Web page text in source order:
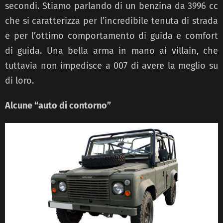
secondi. Stiamo parlando di un benzina da 3996 cc
che si caratterizza per l’incredibile tenuta di strada
e per l’ottimo comportamento di guida e comfort
di guida. Una bella arma in mano ai villain, che
tuttavia non impedisce a 007 di avere la meglio su
di loro.
Alcune “auto di contorno”